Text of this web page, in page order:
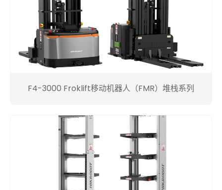
F4-3000 Froklift移动机器人（FMR）堆栈系列